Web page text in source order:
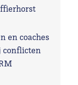
en coaches
conflicten